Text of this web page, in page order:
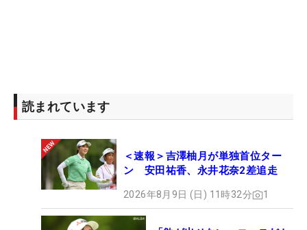
読まれています
＜速報＞吉澤柚月が単独首位ター
ン 安田祐香、永井花奈2差追走
2026年8月9日 (日) 11時32分 1